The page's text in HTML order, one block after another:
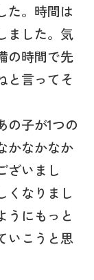
た。時間は
ました。気
の時間で先
と言ってそ
の子が1つの
かなかなか
ざいまし
くなりまし
うにもっと
いこうと思